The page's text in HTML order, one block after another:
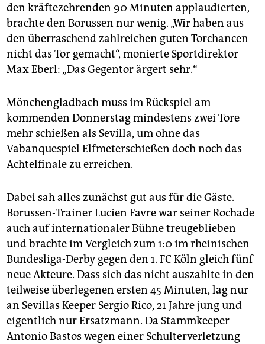
den kräftezehrenden 90 Minuten applaudierten,
brachte den Borussen nur wenig. „Wir haben aus
den überraschend zahlreichen guten Torchancen
nicht das Tor gemacht“, monierte Sportdirektor
Max Eberl: „Das Gegentor ärgert sehr.“
Mönchengladbach muss im Rückspiel am
kommenden Donnerstag mindestens zwei Tore
mehr schießen als Sevilla, um ohne das
Vabanquespiel Elfmeterschießen doch noch das
Achtelfinale zu erreichen.
Dabei sah alles zunächst gut aus für die Gäste.
Borussen-Trainer Lucien Favre war seiner Rochade
auch auf internationaler Bühne treugeblieben
und brachte im Vergleich zum 1:0 im rheinischen
Bundesliga-Derby gegen den 1. FC Köln gleich fünf
neue Akteure. Dass sich das nicht auszahlte in den
teilweise überlegenen ersten 45 Minuten, lag nur
an Sevillas Keeper Sergio Rico, 21 Jahre jung und
eigentlich nur Ersatzmann. Da Stammkeeper
Antonio Bastos wegen einer Schulterverletzung